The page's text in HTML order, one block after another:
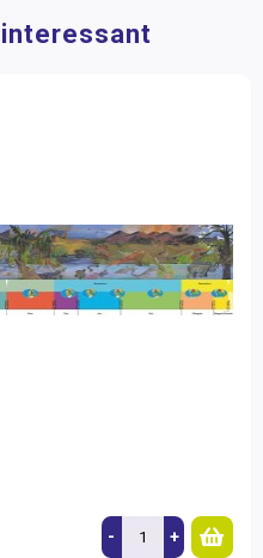
interessant
- +